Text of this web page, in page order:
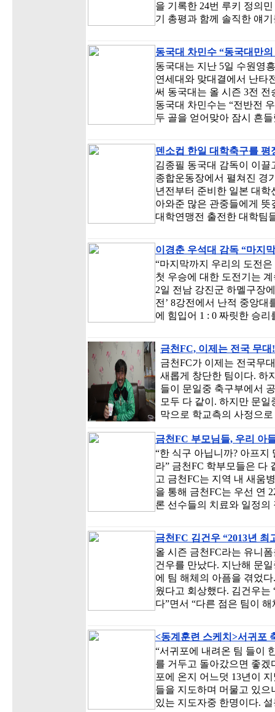
을 기록한 24번 루키 정의
기 총평과 함께 솔직한 얘
동국대 차민수 “동국대만
동국대는 지난 5일 수원영
연세대와 맞대결에서 난타
써 동국대는 올 시즌 3전
동국대 차민수는 “전반전
두 골을 얻어맞아 잠시 흔
덴소컵 한일 대학축구를
김종필 동국대 감독이 이
종합운동장에서 펼쳐진 경
년전부터 준비한 일본 대
아와준 많은 관중들에게
대학연맹전 출전한 대학팀
이경춘 우석대 감독 “마지
“마지막까지 우리의 도전
첫 우승에 대한 도전기는
2일 전남 강진군 하멜구장
전’ 8강전에서 난적 중앙대
에 힘입어 1 : 0 짜릿한 승
금천FC, 이제는 전국 무
금천FC가 이제는 전국무
새롭게 창단한 팀이다. 하
들이 문일중 축구부에서
모두 다 같이. 하지만 문
막으로 학교측의 사정으
금천FC 부모님들, 우리 아
“한 식구 아닙니까? 아프지
라” 금천FC 학부모들은 다
고 금천FC는 지역 내 새움
을 통해 금천FC는 우선 연
론 선수들의 치료와 일정
금천FC 김건우 “2013년
올 시즌 금천FC라는 유니
건우를 만났다. 지난해 문
에 팀 해체의 아픔을 겪었
웠다고 회상했다. 김건우는
다”면서 “다른 점은 팀이
<동계훈련 스케치>서귀포
“서귀포에 내려온 팀 들이
를 거두고 돌아갔으면 좋겠
포에 온지 어느덧 13년이
들을 지도하며 머물고 있
있는 지도자중 한명이다.